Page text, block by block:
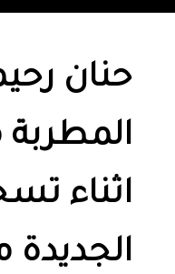
‏حنان
المطربة
اثناء